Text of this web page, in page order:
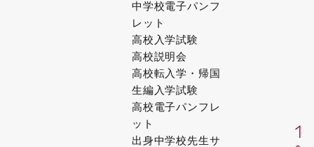
中学校電子パンフ
レット
高校入学試験
高校説明会
高校転入学・帰国
生編入学試験
高校電子パンフレ
ット
出身中学校先生サ